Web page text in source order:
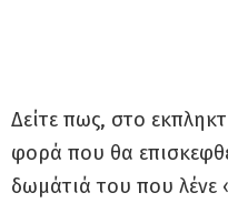
Δείτε πως, στο
φορά που θα
δωμάτιά του που λένε